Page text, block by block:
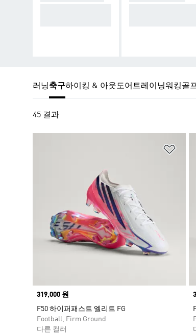
러닝축구하이킹 & 아웃도어 트레이닝워킹골
45 결과
Price
319,000 원
F50 하이퍼패스트 엘리트 FG
Football, Firm Ground
다른 컬러